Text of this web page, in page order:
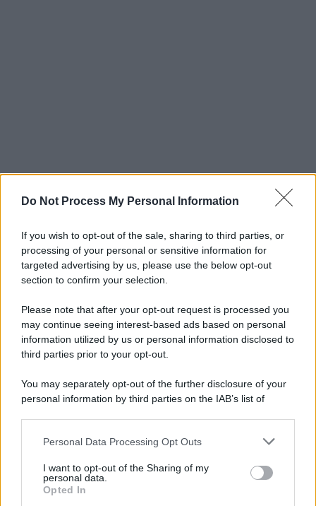
Do Not Process My Personal Information
If you wish to opt-out of the sale, sharing to third parties, or
processing of your personal or sensitive information for
targeted advertising by us, please use the below opt-out
section to confirm your selection.
Please note that after your opt-out request is processed you
may continue seeing interest-based ads based on personal
information utilized by us or personal information disclosed to
third parties prior to your opt-out.
You may separately opt-out of the further disclosure of your
personal information by third parties on the IAB’s list of
This information may also be disclosed by us to third parties
disclose it to other third parties.
Please note that this website/app uses one or more Google
Personal Data Processing Opt Outs
I want to opt-out of the Sharing of my
personal data.
Opted In